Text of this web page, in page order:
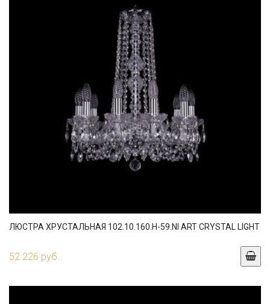
ЛЮСТРА ХРУСТАЛЬНАЯ 102.10.160.H-59.NI ART CRYSTAL LIGHT
52 226 руб.